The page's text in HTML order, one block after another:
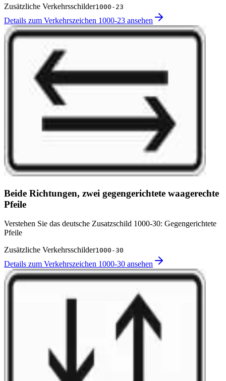
Zusätzliche Verkehrsschilder1000-23
Details zum Verkehrszeichen 1000-23 ansehen
Beide Richtungen, zwei gegengerichtete waagerechte
Pfeile
Verstehen Sie das deutsche Zusatzschild 1000-30: Gegengerichtete
Pfeile
Zusätzliche Verkehrsschilder1000-30
Details zum Verkehrszeichen 1000-30 ansehen